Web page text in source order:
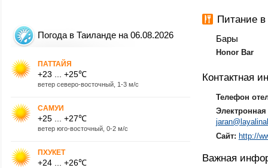
Погода в Таиланде на 06.08.2026
ПАТТАЙЯ
+23 ... +25℃
ветер северо-восточный, 1-3 м/с
САМУИ
+25 ... +27℃
ветер юго-восточный, 0-2 м/с
ПХУКЕТ
+24 ... +26℃
Питание в
Бары
Honor Bar
Контактная
Телефон
Электронная
Сайт: http://
Важная